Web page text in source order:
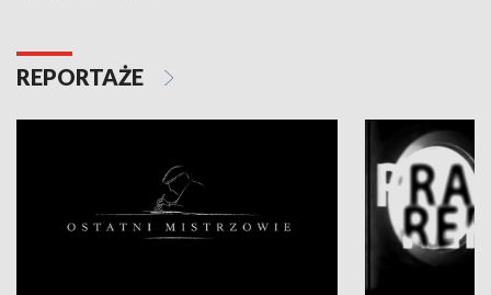
REPORTAŻE